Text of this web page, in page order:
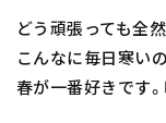
どう頑張っても全然
こんなに毎日寒い
春が一番好きです